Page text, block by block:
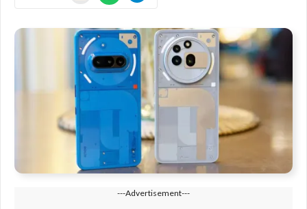
---Advertisement---